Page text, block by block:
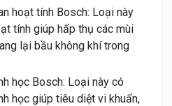
hoạt tính Bosch: Loại này
tính giúp hấp thụ các mùi
lại bầu không khí trong
học Bosch: Loại này có
học giúp tiêu diệt vi khuẩn,